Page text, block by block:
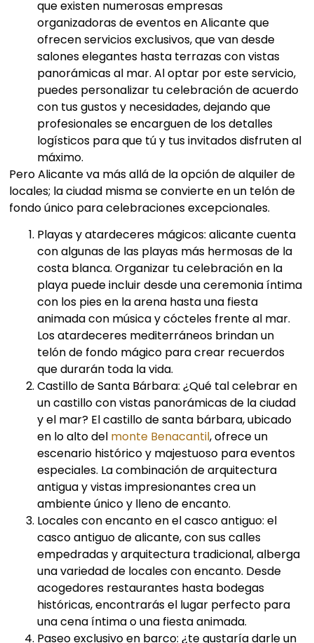
que existen numerosas empresas
organizadoras de eventos en Alicante que
ofrecen servicios exclusivos, que van desde
salones elegantes hasta terrazas con vistas
panorámicas al mar. Al optar por este servicio,
puedes personalizar tu celebración de acuerdo
con tus gustos y necesidades, dejando que
profesionales se encarguen de los detalles
logísticos para que tú y tus invitados disfruten al
máximo.
Pero Alicante va más allá de la opción de alquiler de
locales; la ciudad misma se convierte en un telón de
fondo único para celebraciones excepcionales.
Playas y atardeceres mágicos: alicante cuenta
con algunas de las playas más hermosas de la
costa blanca. Organizar tu celebración en la
playa puede incluir desde una ceremonia íntima
con los pies en la arena hasta una fiesta
animada con música y cócteles frente al mar.
Los atardeceres mediterráneos brindan un
telón de fondo mágico para crear recuerdos
que durarán toda la vida.
Castillo de Santa Bárbara: ¿Qué tal celebrar en
un castillo con vistas panorámicas de la ciudad
y el mar? El castillo de santa bárbara, ubicado
en lo alto del monte Benacantil, ofrece un
escenario histórico y majestuoso para eventos
especiales. La combinación de arquitectura
antigua y vistas impresionantes crea un
ambiente único y lleno de encanto.
Locales con encanto en el casco antiguo: el
casco antiguo de alicante, con sus calles
empedradas y arquitectura tradicional, alberga
una variedad de locales con encanto. Desde
acogedores restaurantes hasta bodegas
históricas, encontrarás el lugar perfecto para
una cena íntima o una fiesta animada.
Paseo exclusivo en barco: ¿te gustaría darle un